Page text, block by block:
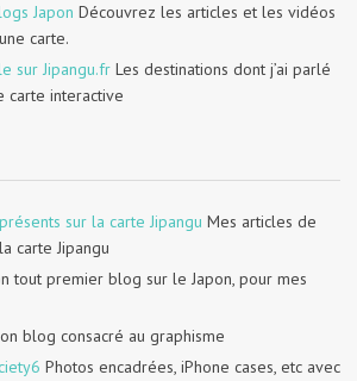
Japon Découvrez les articles et les vidéos
carte.
sur Jipangu.fr Les destinations dont j’ai parlé
carte interactive
sur la carte Jipangu Mes articles de
carte Jipangu
tout premier blog sur le Japon, pour mes
blog consacré au graphisme
Photos encadrées, iPhone cases, etc avec